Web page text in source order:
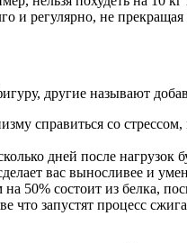
и регулярно, не
другие называют
справиться со
дней после
вас выносливее и
состоит из белка,
что запустят процесс